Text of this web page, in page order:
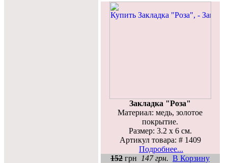
Закладка "Роза"
Материал: медь, золотое
покрытие.
Размер: 3.2 х 6 см.
Артикул товара: # 1409
Подробнее...
152 грн 147 грн. В Корзину